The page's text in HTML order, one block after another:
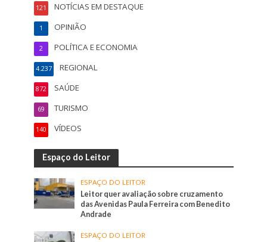
NOTÍCIAS EM DESTAQUE
121
OPINIÃO
1
POLÍTICA E ECONOMIA
2
REGIONAL
4.237
SAÚDE
872
TURISMO
69
VÍDEOS
140
Espaço do Leitor
ESPAÇO DO LEITOR
Leitor quer avaliação sobre cruzamento
das Avenidas Paula Ferreira com Benedito
Andrade
ESPAÇO DO LEITOR